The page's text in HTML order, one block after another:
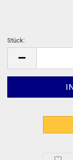
Stück: